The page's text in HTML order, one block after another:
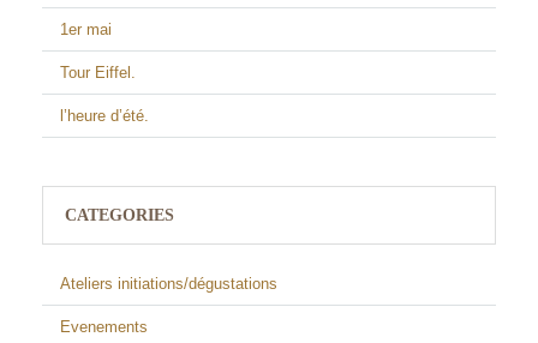
1er mai
Tour Eiffel.
l’heure d’été.
CATEGORIES
Ateliers initiations/dégustations
Evenements